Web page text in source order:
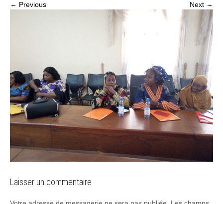
← Previous Next →
Laisser un commentaire